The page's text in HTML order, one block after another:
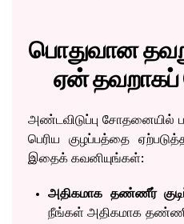
பொதுவான
ஏன்
அண்டவிடுப்பு சோதனையில்
பெரிய குழப்பத்தை
இதைக் கவனியுங்கள்:
அதிகமாக தண்ணீர்
நீங்கள் அதிகமாக தண்ணீர்